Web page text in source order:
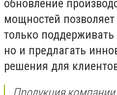
обновление
мощностей
только поддерживать
но и предлагать
решения для